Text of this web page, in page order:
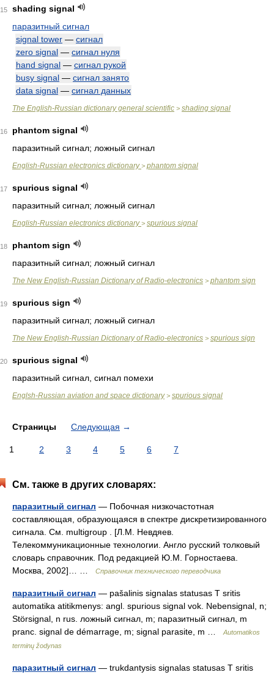
15
shading signal
паразитный сигнал
signal tower — сигнал
zero signal — сигнал нуля
hand signal — сигнал рукой
busy signal — сигнал занято
data signal — сигнал данных
The English-Russian dictionary general scientific > shading signal
16
phantom signal
паразитный сигнал; ложный сигнал
English-Russian electronics dictionary> phantom signal
17
spurious signal
паразитный сигнал; ложный сигнал
English-Russian electronics dictionary> spurious signal
18
phantom sign
паразитный сигнал; ложный сигнал
The New English-Russian Dictionary of Radio-electronics > phantom sign
19
spurious sign
паразитный сигнал; ложный сигнал
The New English-Russian Dictionary of Radio-electronics > spurious sign
20
spurious signal
паразитный сигнал, сигнал помехи
Englsh-Russian aviation and space dictionary> spurious signal
Страницы Следующая →
1 2 3 4 5 6 7
См. также в других словарях:
паразитный сигнал — Побочная низкочастотная
составляющая, образующаяся в спектре дискретизированного
сигнала. См. multigroup . [Л.М. Невдяев.
Телекоммуникационные технологии. Англо русский толковый
словарь справочник. Под редакцией Ю.М. Горностаева.
Москва, 2002]… …
Справочник технического переводчика
паразитный сигнал — pašalinis signalas statusas T sritis
automatika atitikmenys: angl. spurious signal vok. Nebensignal, n;
Störsignal, n rus. ложный сигнал, m; паразитный сигнал, m
pranc. signal de démarrage, m; signal parasite, m …
Automatikos
terminų žodynas
паразитный сигнал — trukdantysis signalas statusas T sritis